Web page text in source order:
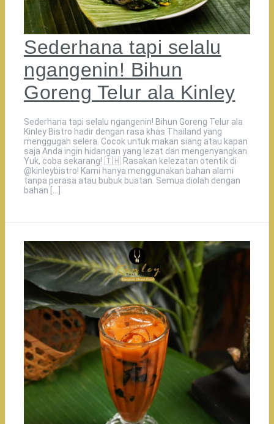
Sederhana tapi selalu
ngangenin! Bihun
Goreng Telur ala Kinley
Sederhana tapi selalu ngangenin! Bihun Goreng Telur ala
Kinley Bistro hadir dengan rasa khas Thailand yang
menggugah selera. Cocok untuk makan siang atau kapan
saja Anda ingin hidangan yang lezat dan mengenyangkan.
Yuk, coba sekarang! 🇹🇭 Rasakan kelezatan otentik di
@kinleybistro! Kami hanya menggunakan bahan alami
tanpa perasa atau bubuk buatan. Semua diolah dengan
bahan […]